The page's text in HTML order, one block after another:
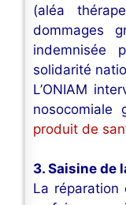
(aléa
dommages
indemnisée
solidarité
L’ONIAM
nosocomiale
produit de
3. Saisine de
La réparation